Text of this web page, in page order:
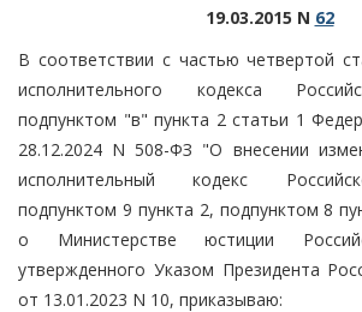
19.03.2015 N 62
В соответствии с частью четвертой
исполнительного кодекса
подпунктом "в" пункта 2 статьи 1
28.12.2024 N 508-ФЗ "О внесении
исполнительный кодекс
подпунктом 9 пункта 2, подпунктом 8
о Министерстве юстиции
утвержденного Указом Президента
от 13.01.2023 N 10, приказываю: